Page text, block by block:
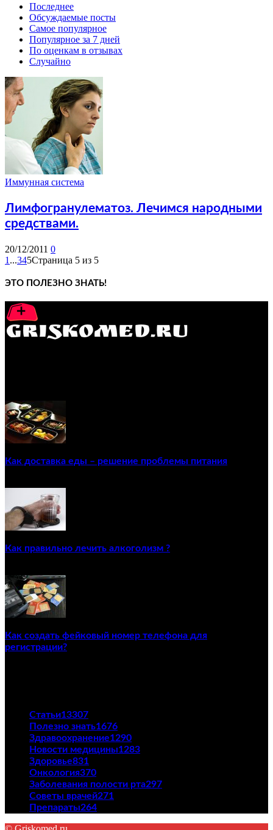
Последнее
Обсуждаемые посты
Самое популярное
Популярное за 7 дней
По оценкам в отзывах
Случайно
Иммунная система
Лимфогранулематоз. Лечимся народными
средствами.
20/12/2011 0
1 ...345Страница 5 из 5
ЭТО ПОЛЕЗНО ЗНАТЬ!
Как доставка еды – решение проблемы питания
Как правильно лечить алкоголизм ?
Как создать фейковый номер телефона для
регистрации?
Статьи13307
Полезно знать1676
Здравоохранение1290
Новости медицины1283
Здоровье831
Онкология370
Заболевания полости рта297
Советы врачей271
Препараты264